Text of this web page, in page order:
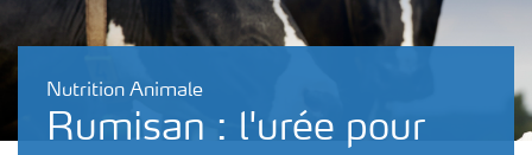
Nutrition Animale
Rumisan : l'urée pour